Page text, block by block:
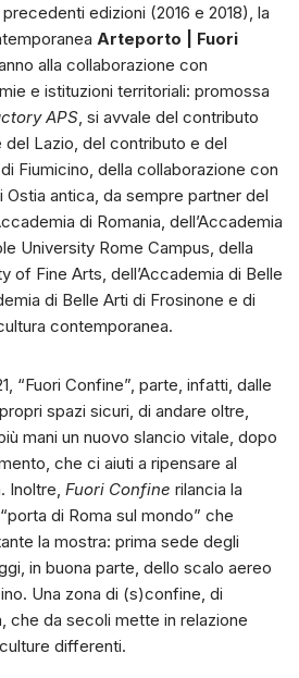
edizioni (2016 e 2018), la
Arteporto | Fuori
alla collaborazione con
e istituzioni territoriali: promossa
APS , si avvale del contributo
del Lazio, del contributo e del
Fiumicino, della collaborazione con
antica, da sempre partner del
di Romania, dell’Accademia
University Rome Campus, della
of Fine Arts, dell’Accademia di Belle
di Belle Arti di Frosinone e di
contemporanea.
“Fuori Confine”, parte, infatti, dalle
spazi sicuri, di andare oltre,
mani un nuovo slancio vitale, dopo
che ci aiuti a ripensare al
Inoltre, Fuori Confine rilancia la
di Roma sul mondo” che
la mostra: prima sede degli
in buona parte, dello scalo aereo
Una zona di (s)confine, di
che da secoli mette in relazione
differenti.